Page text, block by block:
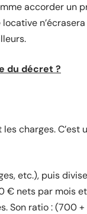
accorder un
du décret ?
charges. C’est
etc.), puis
€ nets par mois
Son ratio : (700 +